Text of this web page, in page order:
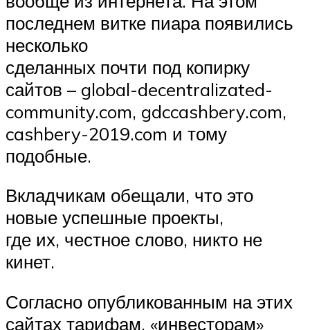
последнем витке пиара появились
несколько
сделанных почти под копирку
сайтов – global-decentralizated-
community.com, gdccashbery.com,
cashbery-2019.com и тому
подобные.
Вкладчикам обещали, что это
новые успешные проекты,
где их, честное слово, никто не
кинет.
Согласно опубликованным на этих
сайтах тарифам, «инвесторам»